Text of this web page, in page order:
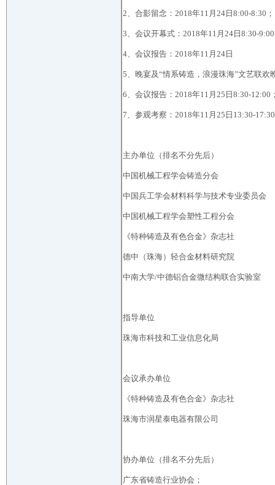
2、合影留念：2018年11月24日8:00-8:30；
3、会议开幕式：2018年11月24日8:30-
4、会议报告：2018年11月24日
5、晚宴及“情系铸造，浪漫珠海”文艺联欢
6、会议报告：2018年11月25日8:30-12:00
7、参观考察：2018年11月25日13:30-
主办单位（排名不分先后）
中国机械工程学会铸造分会
中国兵工学会材料科学与技术专业委员会
中国机械工程学会塑性工程分会
《特种铸造及有色合金》杂志社
德中（珠海）轻合金材料研究院
中南大学/中德铝合金微结构联合实验室
指导单位
珠海市科技和工业信息化局
会议承办单位
《特种铸造及有色合金》杂志社
珠海市润星泰电器有限公司
协办单位（排名不分先后）
广东省铸造行业协会；